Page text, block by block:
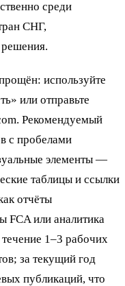
среди
СНГ,
решения.
используйте
или отправьте
Рекомендуемый
с пробелами
элементы —
таблицы и ссылки
отчёты
FCA или аналитика
1–3 рабочих
за текущий год
публикаций, что